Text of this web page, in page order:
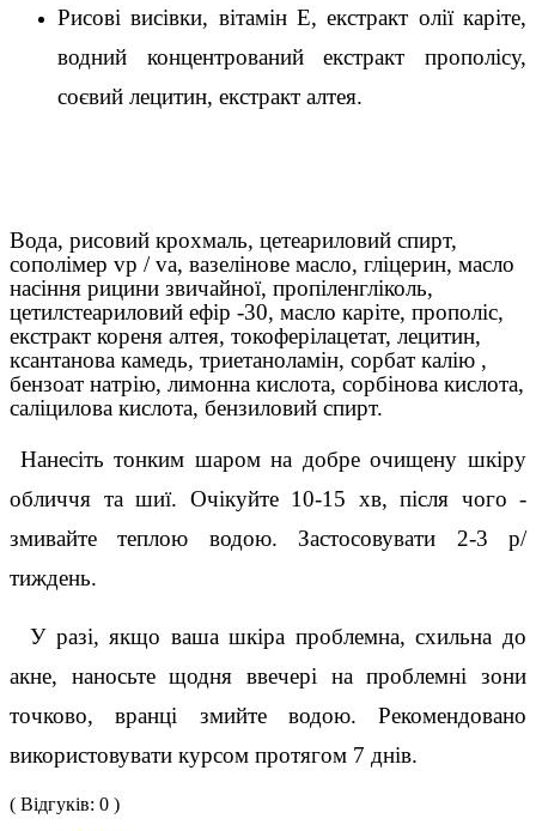
Рисові висівки, вітамін Е, екстракт олії каріте,
водний концентрований екстракт прополісу,
соєвий лецитин, екстракт алтея.
Вода, рисовий крохмаль, цетеариловий спирт,
сополімер vp / va, вазелінове масло, гліцерин, масло
насіння рицини звичайної, пропіленгліколь,
цетилстеариловий ефір -30, масло каріте, прополіс,
екстракт кореня алтея, токоферілацетат, лецитин,
ксантанова камедь, триетаноламін, сорбат калію ,
бензоат натрію, лимонна кислота, сорбінова кислота,
саліцилова кислота, бензиловий спирт.
обличчя та шиї. Очікуйте 10-15 хв, після чого -
змивайте теплою водою. Застосовувати 2-3 р/
тиждень.
У разі, якщо ваша шкіра проблемна, схильна до
акне, наносьте щодня ввечері на проблемні зони
точково, вранці змийте водою. Рекомендовано
використовувати курсом протягом 7 днів.
( Відгуків: 0 )